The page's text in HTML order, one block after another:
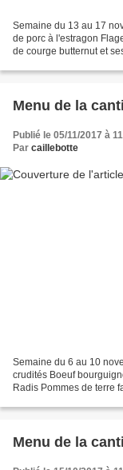
Semaine du 13 au 17
de porc à l'estragon
de courge butternut et
Menu de la
Publié le 05/11/2017 à
Par caillebotte
Semaine du 6 au 10
crudités Boeuf
Radis Pommes de terre
Menu de la